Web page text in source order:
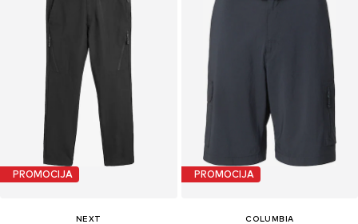
PROMOCIJA
NEXT
PROMOCIJA
COLUMBIA